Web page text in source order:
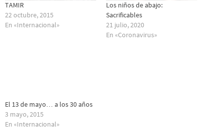
TAMIR
22 octubre, 2015
En «Internacional»
Los niños de abajo:
Sacrificables
21 julio, 2020
En «Coronavirus»
El 13 de mayo… a los 30 años
3 mayo, 2015
En «Internacional»